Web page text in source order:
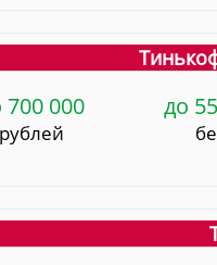
700 000
рублей
до